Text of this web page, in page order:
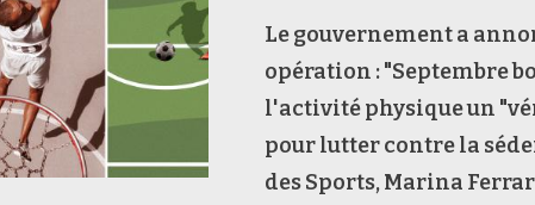
Le gouvernement a
opération : "Septembre
l'activité physique un
pour lutter contre la
des Sports, Marina